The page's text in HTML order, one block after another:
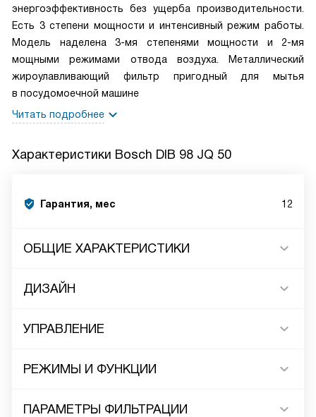
энергоэффективность без ущерба производительности.
Есть 3 степени мощности и интенсивный режим работы.
Модель наделена 3-мя степенями мощности и 2-мя
мощными режимами отвода воздуха. Металлический
жироулавливающий фильтр пригодный для мытья
в посудомоечной машине
Читать подробнее
Характеристики Bosch DIB 98 JQ 50
Гарантия, мес 12
ОБЩИЕ ХАРАКТЕРИСТИКИ
ДИЗАЙН
УПРАВЛЕНИЕ
РЕЖИМЫ И ФУНКЦИИ
ПАРАМЕТРЫ ФИЛЬТРАЦИИ